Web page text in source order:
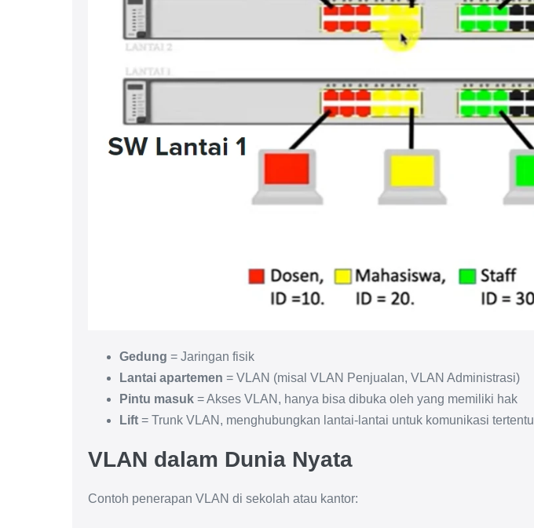
Gedung = Jaringan fisik
Lantai apartemen = VLAN (misal VLAN Penjualan, VLAN Administrasi)
Pintu masuk = Akses VLAN, hanya bisa dibuka oleh yang memiliki hak
Lift = Trunk VLAN, menghubungkan lantai-lantai untuk komunikasi tertentu
VLAN dalam Dunia Nyata
Contoh penerapan VLAN di sekolah atau kantor: